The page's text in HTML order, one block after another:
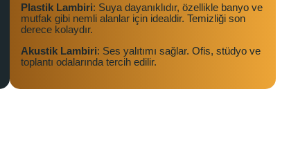
Plastik Lambiri: Suya dayanıklıdır, özellikle banyo ve
mutfak gibi nemli alanlar için idealdir. Temizliği son
derece kolaydır.
Akustik Lambiri: Ses yalıtımı sağlar. Ofis, stüdyo ve
toplantı odalarında tercih edilir.